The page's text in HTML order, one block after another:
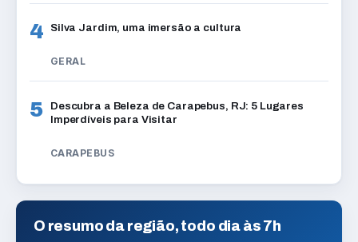
4 Silva Jardim, uma imersão a cultura
GERAL
5
Descubra a Beleza de Carapebus, RJ: 5 Lugares
Imperdíveis para Visitar
CARAPEBUS
O resumo da região, todo dia às 7h